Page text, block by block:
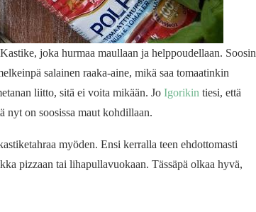
joka hurmaa maullaan ja helppoudellaan. Soosin
salainen raaka-aine, mikä saa tomaatinkin
liitto, sitä ei voita mikään. Jo Igorikin tiesi, että
nyt on soosissa maut kohdillaan.
myöden. Ensi kerralla teen ehdottomasti
pizzaan tai lihapullavuokaan. Tässäpä olkaa hyvä,